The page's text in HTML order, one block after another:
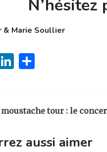
& Marie Soullier
Li
e
n
g tour : le
aussi aimer